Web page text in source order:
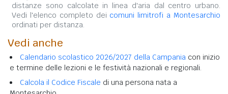
distanze sono calcolate in linea d'aria dal centro urbano.
Vedi l'elenco completo dei comuni limitrofi a Montesarchio
ordinati per distanza.
Vedi anche
Calendario scolastico 2026/2027 della Campania con inizio
e termine delle lezioni e le festività nazionali e regionali.
Calcola il Codice Fiscale di una persona nata a